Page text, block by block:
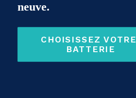
neuve.
CHOISISSEZ VOTRE
BATTERIE